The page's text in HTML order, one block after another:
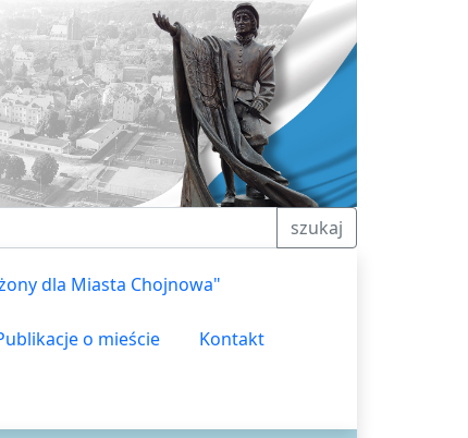
szukaj
dla Miasta Chojnowa"
o mieście Kontakt